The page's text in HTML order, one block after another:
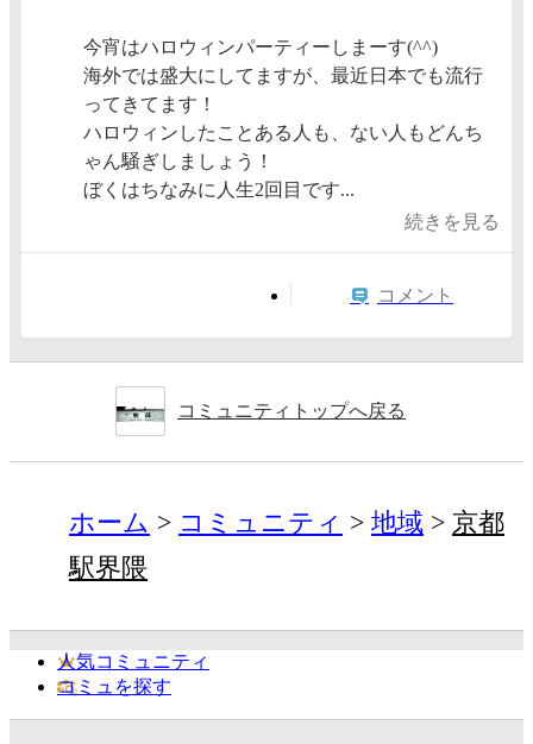
今宵はハロウィンパーティーしまーす(^^)
海外では盛大にしてますが、最近日本でも流行
ってきてます！
ハロウィンしたことある人も、ない人もどんち
ゃん騒ぎしましょう！
ぼくはちなみに人生2回目です...
続きを見る
コメント
コミュニティトップへ戻る
ホーム コミュニティ 地域
京都
駅界隈
人気コミュニティ
コミュを探す